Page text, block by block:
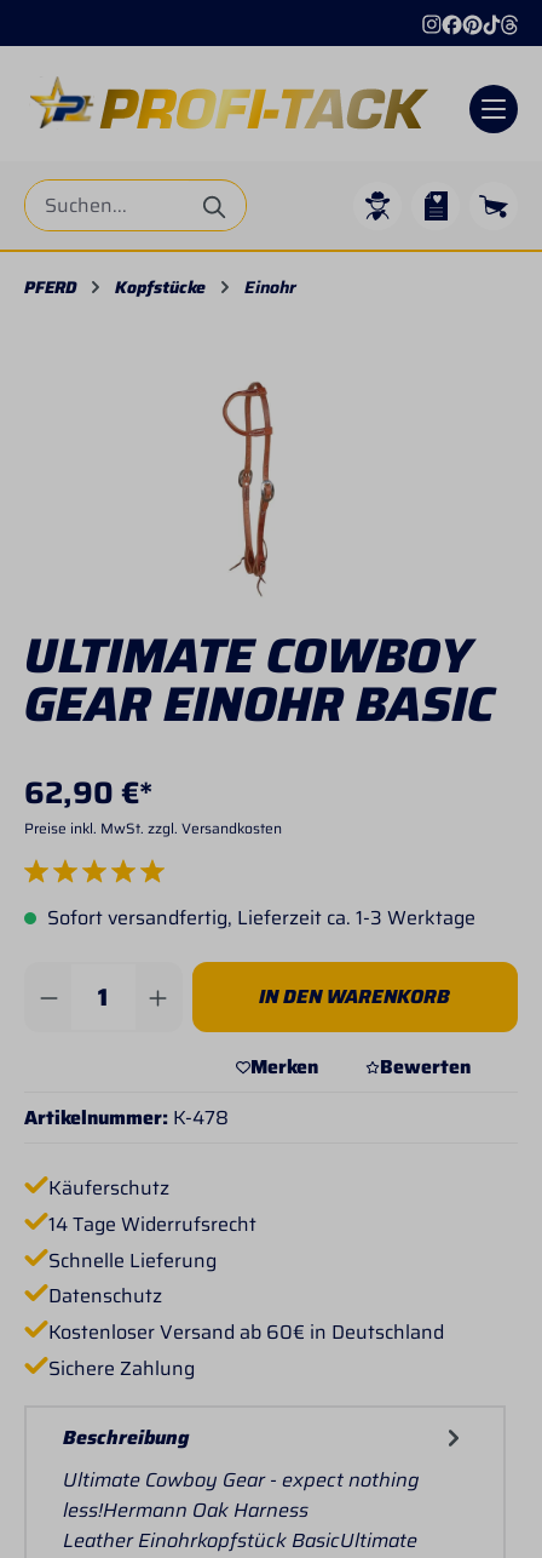
PFERD Kopfstücke Einohr
ULTIMATE COWBOY
GEAR EINOHR BASIC
62,90 €*
Preise inkl. MwSt. zzgl. Versandkosten
Durchschnittliche Bewertung von 5 von 5 Sternen
Sofort versandfertig, Lieferzeit ca. 1-3 Werktage
Produkt Anzahl: Gib den gewünschten
IN DEN WARENKORB
Merken
Bewerten
Artikelnummer: K-478
Käuferschutz
14 Tage Widerrufsrecht
Schnelle Lieferung
Datenschutz
Kostenloser Versand ab 60€ in Deutschland
Sichere Zahlung
Beschreibung
Ultimate Cowboy Gear - expect nothing
less!Hermann Oak Harness
Leather Einohrkopfstück BasicUltimate